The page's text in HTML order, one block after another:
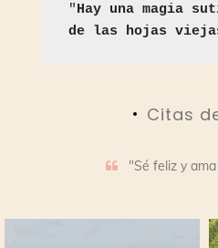
"Hay una magia
de las hojas
Citas
"Sé feliz y